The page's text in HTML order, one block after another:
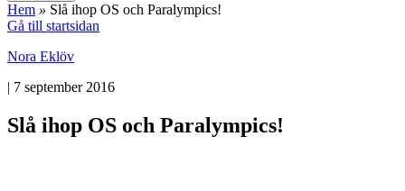
Hem » Slå ihop OS och Paralympics!
Gå till startsidan
Nora Eklöv
| 7 september 2016
Slå ihop OS och Paralympics!